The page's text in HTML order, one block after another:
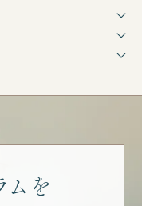
を